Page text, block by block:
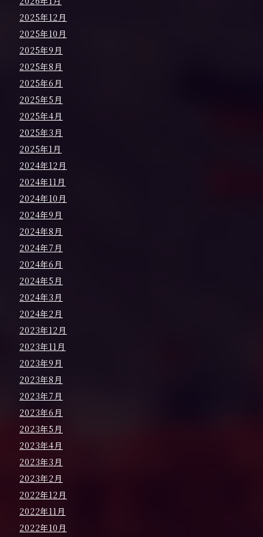
2025年12月
2025年10月
2025年9月
2025年8月
2025年6月
2025年5月
2025年4月
2025年3月
2025年1月
2024年12月
2024年11月
2024年10月
2024年9月
2024年8月
2024年7月
2024年6月
2024年5月
2024年3月
2024年2月
2023年12月
2023年11月
2023年9月
2023年8月
2023年7月
2023年6月
2023年5月
2023年4月
2023年3月
2023年2月
2022年12月
2022年11月
2022年10月